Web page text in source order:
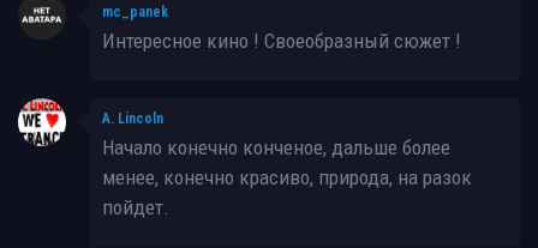
mc_panek
Интересное кино ! Своеобразный сюжет !
A. Lincoln
Начало конечно конченое, дальше более
менее, конечно красиво, природа, на разок
пойдет.